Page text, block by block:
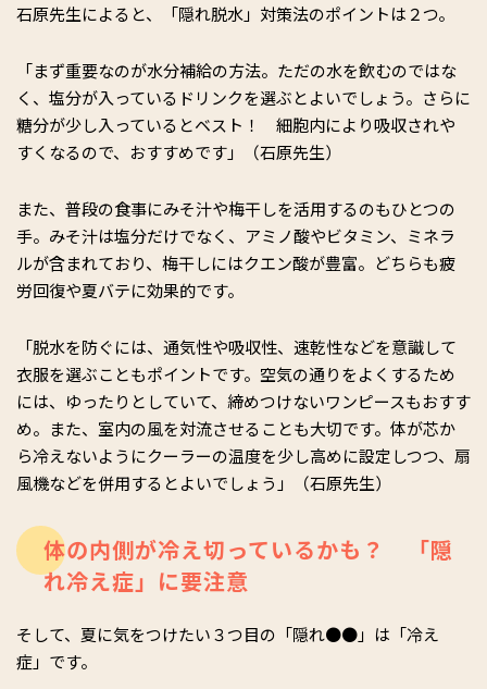
石原先生によると、「隠れ脱水」対策法のポイントは２つ。
「まず重要なのが水分補給の方法。ただの水を飲むのではな
く、塩分が入っているドリンクを選ぶとよいでしょう。さらに
糖分が少し入っているとベスト！ 細胞内により吸収されや
すくなるので、おすすめです」（石原先生）
また、普段の食事にみそ汁や梅干しを活用するのもひとつの
手。みそ汁は塩分だけでなく、アミノ酸やビタミン、ミネラ
ルが含まれており、梅干しにはクエン酸が豊富。どちらも疲
労回復や夏バテに効果的です。
「脱水を防ぐには、通気性や吸収性、速乾性などを意識して
衣服を選ぶこともポイントです。空気の通りをよくするため
には、ゆったりとしていて、締めつけないワンピースもおすす
め。また、室内の風を対流させることも大切です。体が芯か
ら冷えないようにクーラーの温度を少し高めに設定しつつ、扇
風機などを併用するとよいでしょう」（石原先生）
体の内側が冷え切っているかも？ 「隠
れ冷え症」に要注意
そして、夏に気をつけたい３つ目の「隠れ●●」は「冷え
症」です。